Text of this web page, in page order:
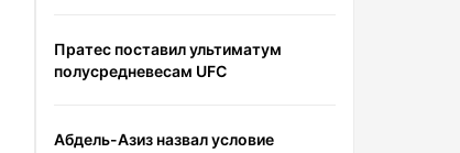
Пратес поставил ультиматум
полусредневесам UFC
Абдель-Азиз назвал условие